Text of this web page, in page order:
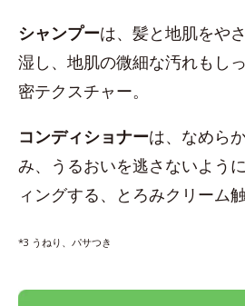
シャンプーは、髪と地肌をや
湿し、地肌の微細な汚れもし
密テクスチャー。
コンディショナーは、なめら
み、うるおいを逃さないよう
ィングする、とろみクリーム触
*3 うねり、パサつき